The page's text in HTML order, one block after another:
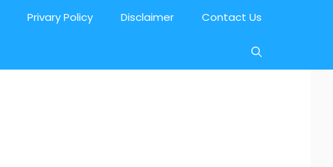
Privary Policy Disclaimer Contact Us